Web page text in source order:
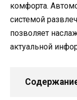
комфорта.
системой
позволяет
актуальной